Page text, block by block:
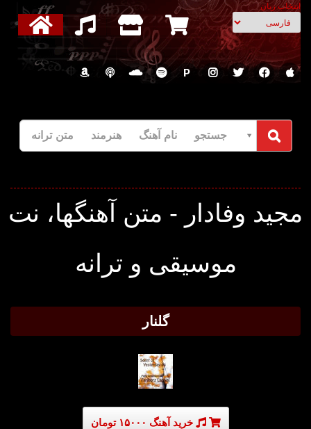
انتخاب زبان
P
جستجو نام آهنگ هنرمند متن ترانه
وفادار - متن آهنگها، نت
موسیقی و ترانه
گلنار
خرید آهنگ ۱۵۰۰۰ تومان